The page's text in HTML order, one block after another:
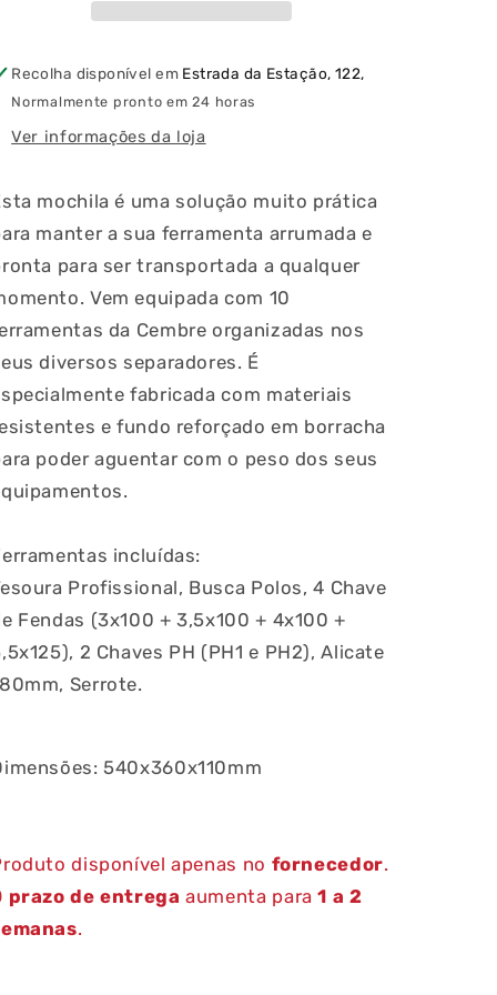
Cembre
Cembre
Recolha disponível em Estrada da Estação, 122,
Normalmente pronto em 24 horas
Ver informações da loja
mochila é uma solução muito prática
manter a sua ferramenta arrumada e
para ser transportada a qualquer
Vem equipada com 10
da Cembre organizadas nos
diversos separadores. É
fabricada com materiais
e fundo reforçado em borracha
poder aguentar com o peso dos seus
incluídas:
Profissional, Busca Polos, 4 Chave
Fendas (3x100 + 3,5x100 + 4x100 +
2 Chaves PH (PH1 e PH2), Alicate
Serrote.
540x360x110mm
disponível apenas no fornecedor.
prazo de entrega aumenta para1 a 2
.